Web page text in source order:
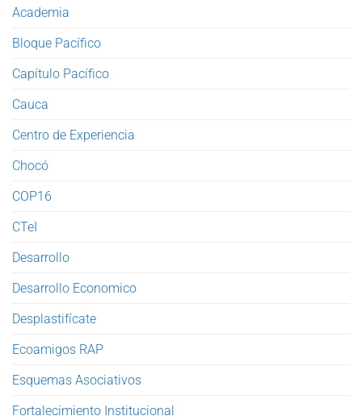
Academia
Bloque Pacífico
Capítulo Pacífico
Cauca
Centro de Experiencia
Chocó
COP16
CTeI
Desarrollo
Desarrollo Economico
Desplastifícate
Ecoamigos RAP
Esquemas Asociativos
Fortalecimiento Institucional